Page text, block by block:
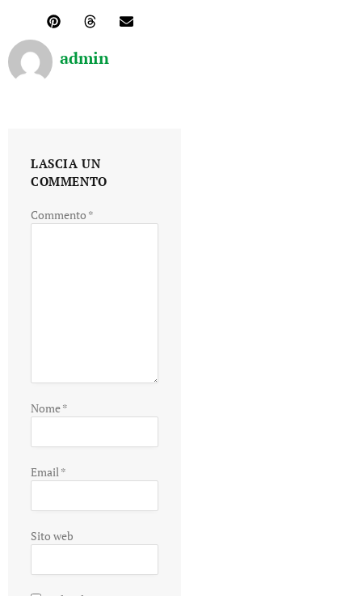
admin
LASCIA UN
COMMENTO
Commento *
Nome*
Email*
Sito web